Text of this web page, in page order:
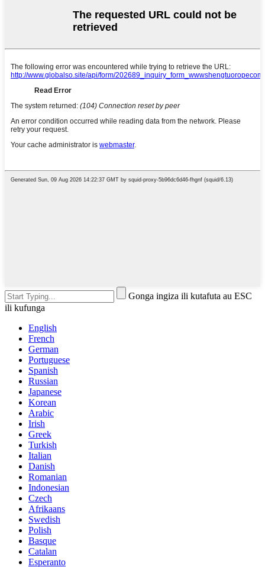
Gonga ingiza ili kutafuta au ESC
ili kufunga
English
French
German
Portuguese
Spanish
Russian
Japanese
Korean
Arabic
Irish
Greek
Turkish
Italian
Danish
Romanian
Indonesian
Czech
Afrikaans
Swedish
Polish
Basque
Catalan
Esperanto